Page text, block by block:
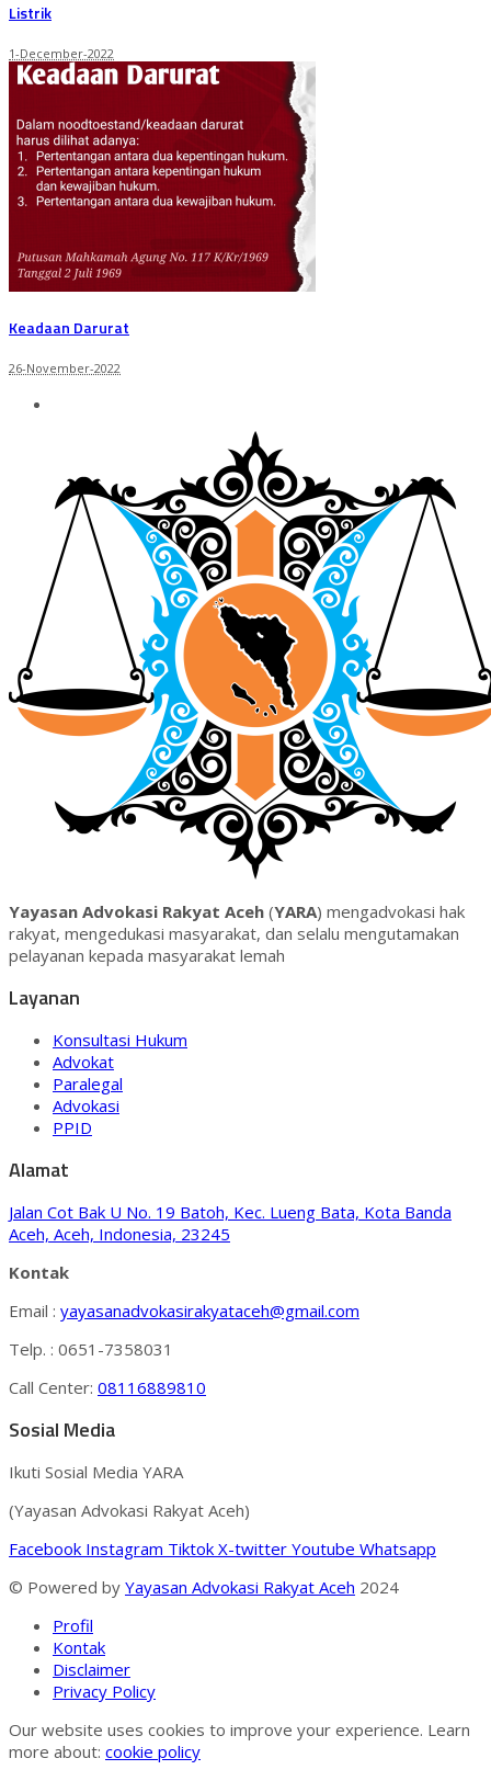
Listrik
1-December-2022
Keadaan Darurat
26-November-2022
Yayasan Advokasi Rakyat Aceh (YARA) mengadvokasi hak
rakyat, mengedukasi masyarakat, dan selalu mengutamakan
pelayanan kepada masyarakat lemah
Layanan
Konsultasi Hukum
Advokat
Paralegal
Advokasi
PPID
Alamat
Jalan Cot Bak U No. 19 Batoh, Kec. Lueng Bata, Kota Banda
Aceh, Aceh, Indonesia, 23245
Kontak
Email : yayasanadvokasirakyataceh@gmail.com
Telp. : 0651-7358031
Call Center: 08116889810
Sosial Media
Ikuti Sosial Media YARA
(Yayasan Advokasi Rakyat Aceh)
Facebook Instagram Tiktok X-twitter Youtube Whatsapp
© Powered by Yayasan Advokasi Rakyat Aceh 2024
Profil
Kontak
Disclaimer
Privacy Policy
Our website uses cookies to improve your experience. Learn
more about: cookie policy